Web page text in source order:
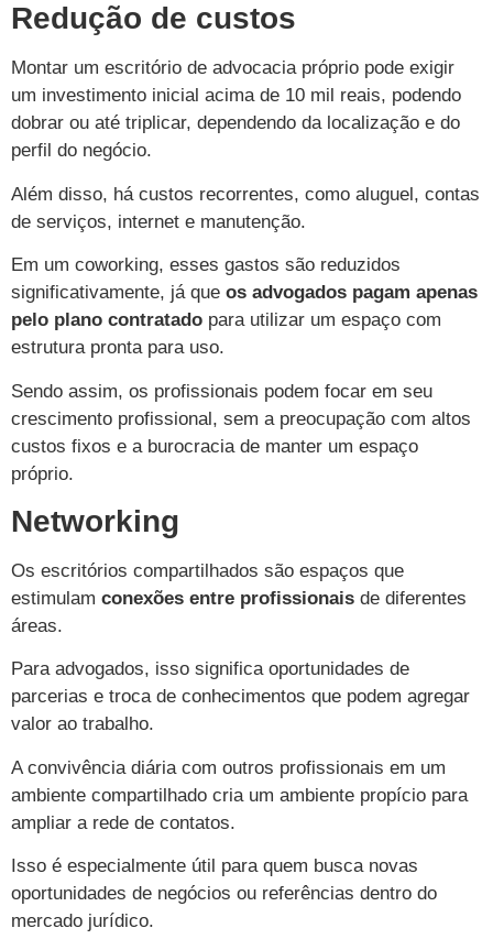
Redução de custos
Montar um escritório de advocacia próprio pode exigir
um investimento inicial acima de 10 mil reais, podendo
dobrar ou até triplicar, dependendo da localização e do
perfil do negócio.
Além disso, há custos recorrentes, como aluguel, contas
de serviços, internet e manutenção.
Em um coworking, esses gastos são reduzidos
significativamente, já que os advogados pagam apenas
pelo plano contratado para utilizar um espaço com
estrutura pronta para uso.
Sendo assim, os profissionais podem focar em seu
crescimento profissional, sem a preocupação com altos
custos fixos e a burocracia de manter um espaço
próprio.
Networking
Os escritórios compartilhados são espaços que
estimulam conexões entre profissionais de diferentes
áreas.
Para advogados, isso significa oportunidades de
parcerias e troca de conhecimentos que podem agregar
valor ao trabalho.
A convivência diária com outros profissionais em um
ambiente compartilhado cria um ambiente propício para
ampliar a rede de contatos.
Isso é especialmente útil para quem busca novas
oportunidades de negócios ou referências dentro do
mercado jurídico.